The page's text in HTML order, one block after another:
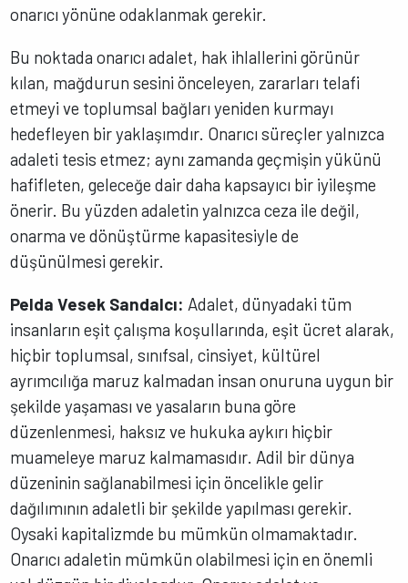
onarıcı yönüne odaklanmak gerekir.
Bu noktada onarıcı adalet, hak ihlallerini görünür
kılan, mağdurun sesini önceleyen, zararları telafi
etmeyi ve toplumsal bağları yeniden kurmayı
hedefleyen bir yaklaşımdır. Onarıcı süreçler yalnızca
adaleti tesis etmez; aynı zamanda geçmişin yükünü
hafifleten, geleceğe dair daha kapsayıcı bir iyileşme
önerir. Bu yüzden adaletin yalnızca ceza ile değil,
onarma ve dönüştürme kapasitesiyle de
düşünülmesi gerekir.
Pelda Vesek Sandalcı: Adalet, dünyadaki tüm
insanların eşit çalışma koşullarında, eşit ücret alarak,
hiçbir toplumsal, sınıfsal, cinsiyet, kültürel
ayrımcılığa maruz kalmadan insan onuruna uygun bir
şekilde yaşaması ve yasaların buna göre
düzenlenmesi, haksız ve hukuka aykırı hiçbir
muameleye maruz kalmamasıdır. Adil bir dünya
düzeninin sağlanabilmesi için öncelikle gelir
dağılımının adaletli bir şekilde yapılması gerekir.
Oysaki kapitalizmde bu mümkün olmamaktadır.
Onarıcı adaletin mümkün olabilmesi için en önemli